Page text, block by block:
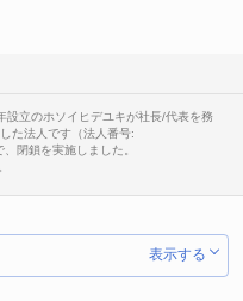
立のホソイヒデユキが社長/代表を務
た法人です（法人番号:
閉鎖を実施しました。
表示する